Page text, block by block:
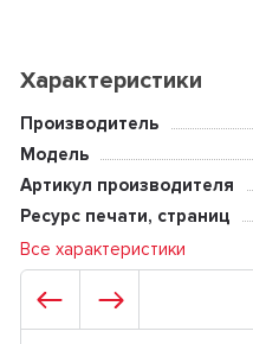
Характеристики
Производитель
Модель
Артикул производителя
Ресурс печати, страниц
Все характеристики